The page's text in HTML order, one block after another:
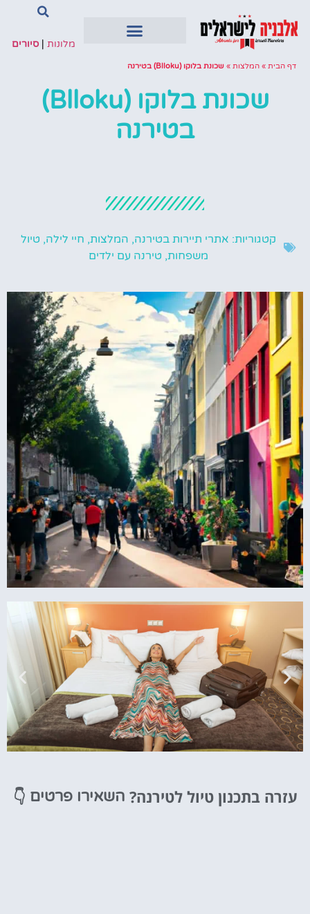
מלונות |סיורים
דף הבית » המלצות » שכונת בלוקו (Blloku) בטירנה
שכונת בלוקו (Blloku)
בטירנה
קטגוריות: אתרי תיירות בטירנה, המלצות, חיי לילה, טיול
משפחות, טירנה עם ילדים
מציאת מלון
עזרה בתכנון טיול לטירנה? השאירו פרטים 👇